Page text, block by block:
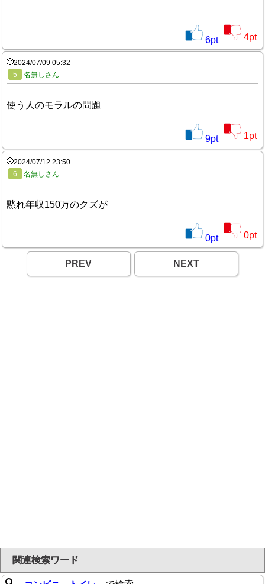
6pt 4pt
2024/07/09 05:32
5
名無しさん
使う人のモラルの問題
9pt 1pt
2024/07/12 23:50
6
名無しさん
黙れ年収150万のクズが
0pt 0pt
PREV NEXT
関連検索ワード